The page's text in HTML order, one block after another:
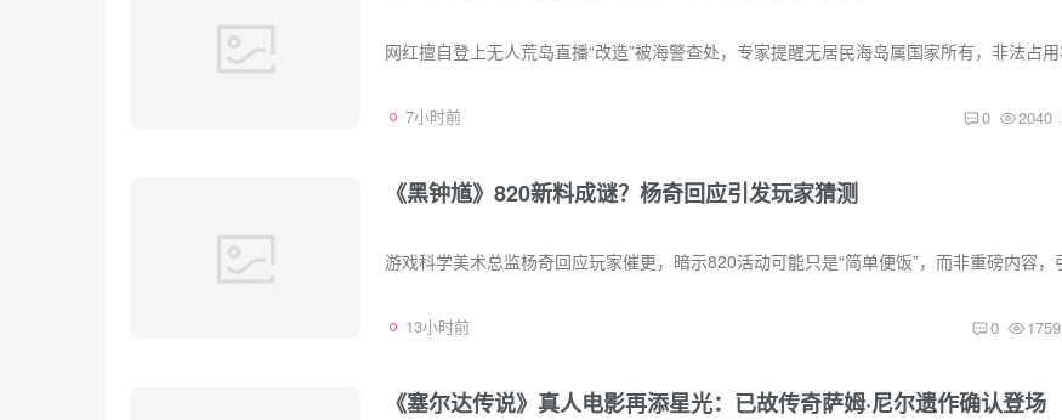
7小时前 0 2040
《黑钟馗》820新料成谜？杨奇回应引发玩家猜测
13小时前 0 1759
《塞尔达传说》真人电影再添星光：已故传奇萨姆·尼尔遗作确认登场